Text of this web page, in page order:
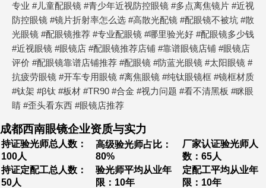
专业 #儿童配眼镜 #青少年近视防控眼镜 #多点离焦镜片 #近视
防控眼镜 #镜片折射率怎么选 #高散光配镜 #配眼镜不被坑 #散
光眼镜 #配眼镜推荐 #专业配眼镜 #哪里验光好 #配眼镜多少钱
#近视眼镜 #眼镜店 #配眼镜推荐店铺 #靠谱眼镜店铺 #眼镜店
评价 #配眼镜靠谱店铺推荐 #配眼镜 #防蓝光眼镜 #太阳眼镜 #
抗疲劳眼镜 #开车专用眼镜 #离焦眼镜 #纯钛眼镜框 #镜框材质
#钛架 #β钛 #板材 #TR90 #合金 #视力问题 #看不清黑板 #眯眼
睛 #歪头看东西 #眼镜店推荐
成都西南眼镜企业资质与实力
持证验光师总人数：
100人
高级验光师占比：
80%
厂家认证验光师人
数：65人
持证定配工总人数：
50人
验光师平均从业年
限：10年
定配工平均从业年
限：10年